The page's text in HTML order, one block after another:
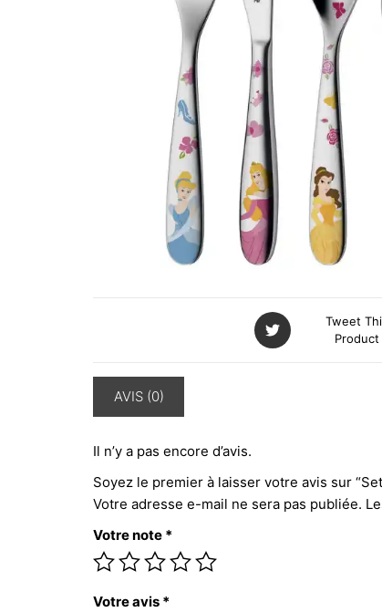
Tweet
Product
AVIS (0)
Il n’y a pas encore d’avis.
Soyez le premier à laisser votre avis sur
Votre adresse e-mail ne sera pas publiée.
Votre note *
Votre avis *